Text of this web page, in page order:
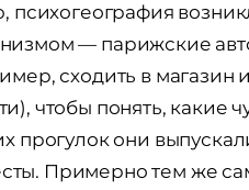
психогеография
— парижские
сходить в магазин
чтобы понять, какие
прогулок они
Примерно тем же